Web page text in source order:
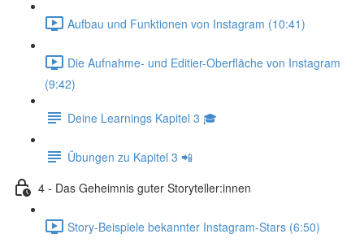
Aufbau und Funktionen von Instagram (10:41)
Die Aufnahme- und Editier-Oberfläche von Instagram
(9:42)
Deine Learnings Kapitel 3 🎓
Übungen zu Kapitel 3 📲
4 - Das Geheimnis guter Storyteller:innen
Story-Beispiele bekannter Instagram-Stars (6:50)